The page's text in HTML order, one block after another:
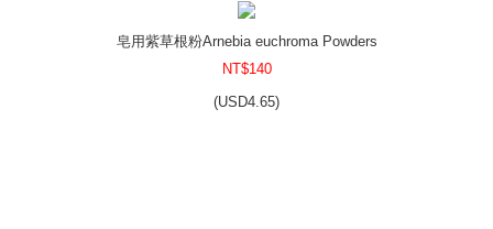
USD1.66)
皂用紫草根粉Arnebia euchroma Powders
NT$140
(USD4.65)